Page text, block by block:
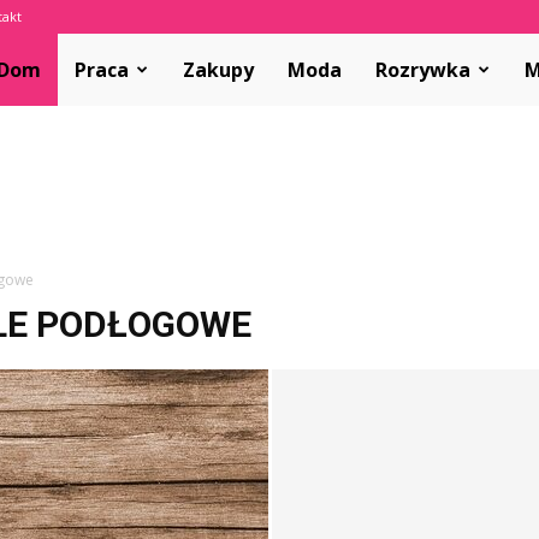
Praca Zakupy Moda Rozrywka
PODŁOGOWE